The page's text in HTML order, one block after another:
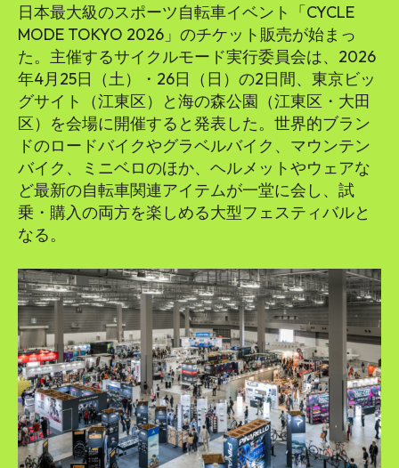
日本最大級のスポーツ自転車イベント「CYCLE
MODE TOKYO 2026」のチケット販売が始まっ
た。主催するサイクルモード実行委員会は、2026
年4月25日（土）・26日（日）の2日間、東京ビッ
グサイト（江東区）と海の森公園（江東区・大田
区）を会場に開催すると発表した。世界的ブラン
ドのロードバイクやグラベルバイク、マウンテン
バイク、ミニベロのほか、ヘルメットやウェアな
ど最新の自転車関連アイテムが一堂に会し、試
乗・購入の両方を楽しめる大型フェスティバルと
なる。